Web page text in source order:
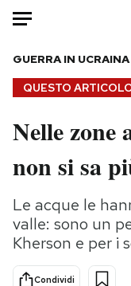
HOME
Italia
Politica
Tecnologia
Internet
Scienza
Cultura
QUESTO
GUERRA IN UCRAINA
Nelle zone
non si sa
Le acque le
valle: sono un
Kherson e per i
Condividi